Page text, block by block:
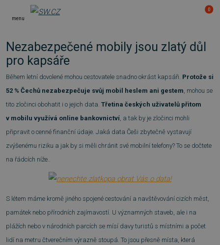
menu
0
Nezabezpečené mobily jsou zlatý důl
pro kapsáře
Během letní dovolené mohou cestovatele snadno okrást kapsáři. Protože si
52 % Čechů nezabezpečuje svůj mobil heslem ani gestem, mohou se
tito zločinci obohatit i o jejich data. Třetina českých uživatelů přitom
v mobilu využívá online bankovnictví, a tak by je zločinci mohli
připravit o cenné finanční údaje. Jaká data Češi zbytečně vystavují
zvýšenému riziku a jak by si měli chránit své mobilní telefony? To se dočtete
na řádcích níže..
S létem máme kromě jiného spojené cestování a navštěvování cizích měst,
památek nebo přírodních zajímavostí. U významných staveb, ale i na
plážích nebo v národních parcích se mísí davy turistů s místními a počet
lidí na metru čtverečním výrazně stoupá. To jsou přesně místa, která